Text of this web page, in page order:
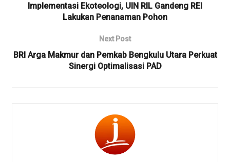
Implementasi Ekoteologi, UIN RIL Gandeng REI
Lakukan Penanaman Pohon
Next Post
BRI Arga Makmur dan Pemkab Bengkulu Utara Perkuat
Sinergi Optimalisasi PAD